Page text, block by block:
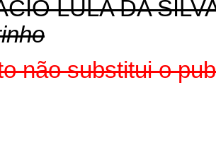
LULA DA
não substitui o